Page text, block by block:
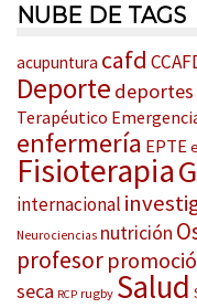
NUBE DE TAGS
acupuntura cafd
Deporte deportes
Terapéutico
enfermería EPTE
Fisioterapia
internacional
Neurociencias nutrición
profesor
seca RCP rugby Salud